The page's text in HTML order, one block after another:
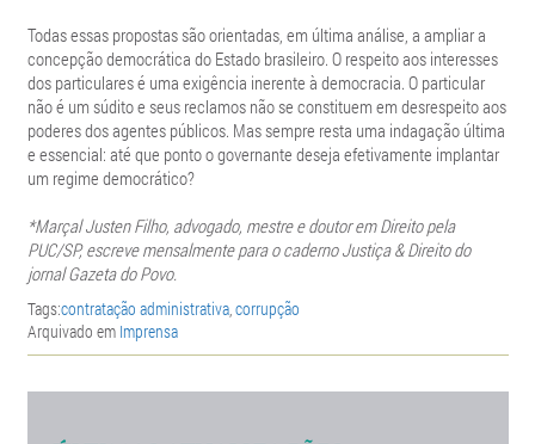
Todas essas propostas são orientadas, em última análise, a ampliar a
concepção democrática do Estado brasileiro. O respeito aos interesses
dos particulares é uma exigência inerente à democracia. O particular
não é um súdito e seus reclamos não se constituem em desrespeito aos
poderes dos agentes públicos. Mas sempre resta uma indagação última
e essencial: até que ponto o governante deseja efetivamente implantar
um regime democrático?
*Marçal Justen Filho, advogado, mestre e doutor em Direito pela
PUC/SP, escreve mensalmente para o caderno Justiça & Direito do
jornal Gazeta do Povo.
Tags:contratação administrativa,corrupção
Arquivado em Imprensa